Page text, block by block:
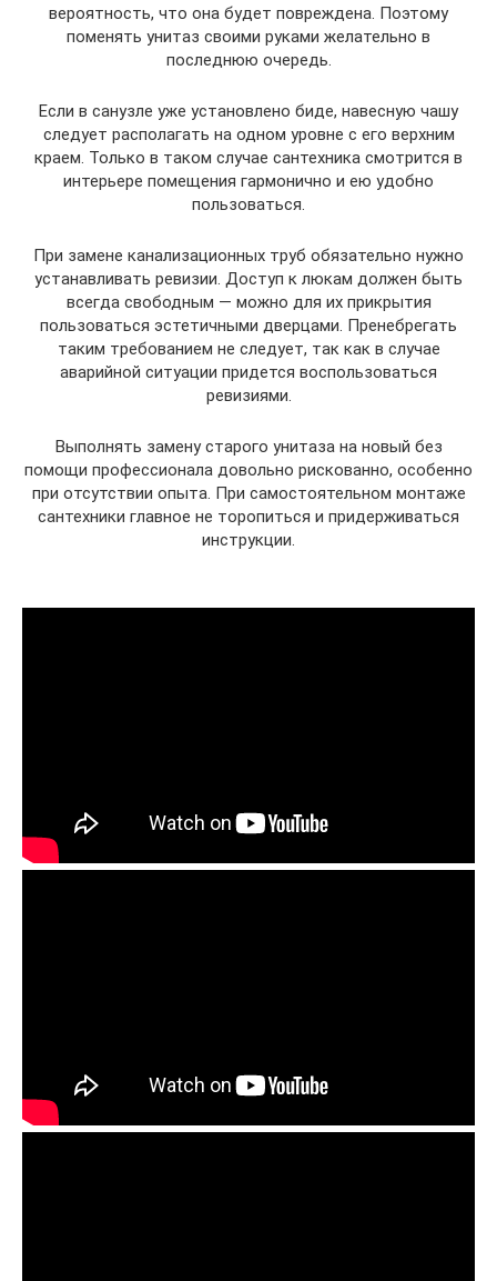
вероятность, что она будет повреждена. Поэтому
поменять унитаз своими руками желательно в
последнюю очередь.
Если в санузле уже установлено биде, навесную чашу
следует располагать на одном уровне с его верхним
краем. Только в таком случае сантехника смотрится в
интерьере помещения гармонично и ею удобно
пользоваться.
При замене канализационных труб обязательно нужно
устанавливать ревизии. Доступ к люкам должен быть
всегда свободным — можно для их прикрытия
пользоваться эстетичными дверцами. Пренебрегать
таким требованием не следует, так как в случае
аварийной ситуации придется воспользоваться
ревизиями.
Выполнять замену старого унитаза на новый без
помощи профессионала довольно рискованно, особенно
при отсутствии опыта. При самостоятельном монтаже
сантехники главное не торопиться и придерживаться
инструкции.